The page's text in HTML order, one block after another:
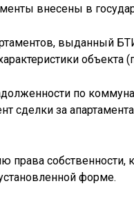
внесены в
выданный
объекта
по
сделки за
права собственности,
форме.